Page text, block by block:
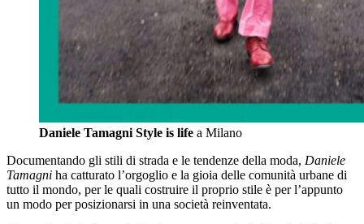
Daniele Tamagni Style is life a Milano
Documentando gli stili di strada e le tendenze della moda, Daniele
Tamagni ha catturato l’orgoglio e la gioia delle comunità urbane di
tutto il mondo, per le quali costruire il proprio stile è per l’appunto
un modo per posizionarsi in una società reinventata.